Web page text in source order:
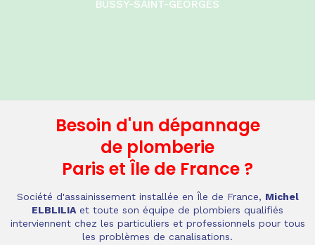
BUSSY-SAINT-GEORGES
Besoin d'un dépannage
de plomberie
Paris et Île de France ?
Société d'assainissement installée en Île de France, Michel
ELBLILIA et toute son équipe de plombiers qualifiés
interviennent chez les particuliers et professionnels pour tous
les problèmes de canalisations.